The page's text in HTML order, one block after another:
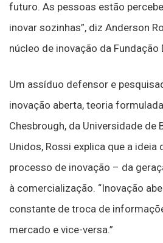
futuro. As pessoas estão
inovar sozinhas”, diz Anderson
núcleo de inovação da Fundação
Um assíduo defensor e
inovação aberta, teoria
Chesbrough, da Universidade de
Unidos, Rossi explica que a ideia
processo de inovação – da
à comercialização. “Inovação
constante de troca de
mercado e vice-versa.”